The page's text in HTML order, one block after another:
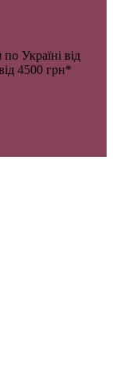
Україні від
4500 грн*